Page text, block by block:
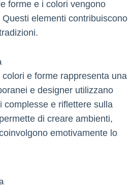
forme e i colori vengono
elementi contribuiscono
e forme rappresenta una
e designer utilizzano
complesse e riflettere sulla
di creare ambienti,
emotivamente lo